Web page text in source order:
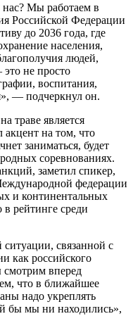
нас? Мы работаем в
Российской Федерации
до 2036 года, где
населения,
людей,
не просто
воспитания,
— подчеркнул он.
траве является
на том, что
заниматься, будет
соревнованиях.
заметил спикер,
федерации
и континентальных
в рейтинге среди
связанной с
как российского
вперед
что в ближайшее
надо укреплять
бы мы ни находились»,